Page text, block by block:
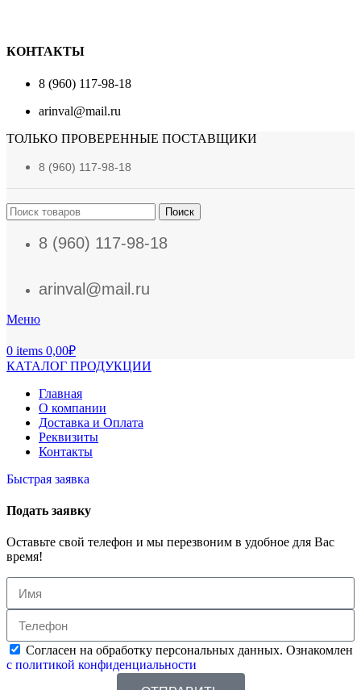
КОНТАКТЫ
8 (960) 117-98-18
arinval@mail.ru
ТОЛЬКО ПРОВЕРЕННЫЕ ПОСТАВЩИКИ
8 (960) 117-98-18
Поиск
8 (960) 117-98-18
arinval@mail.ru
Меню
0 items 0,00₽
КАТАЛОГ ПРОДУКЦИИ
Главная
О компании
Доставка и Оплата
Реквизиты
Контакты
Быстрая заявка
Подать заявку
Оставьте свой телефон и мы перезвоним в удобное для Вас
время!
Согласен на обработку персональных данных. Ознакомлен
с политикой конфиденциальности